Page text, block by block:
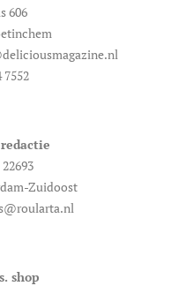
606
7552
Zuidoost
shop